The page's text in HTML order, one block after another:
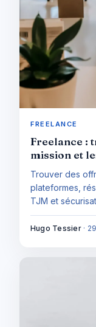
FREELANCE
Freelance :
mission et
Trouver des
plateformes,
TJM et
Hugo Tessier ·